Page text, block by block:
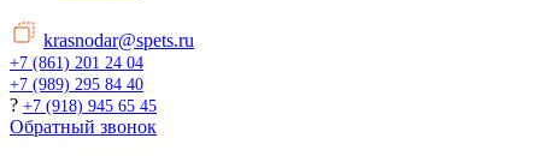
krasnodar@spets.ru
+7 (861) 201 24 04
+7 (989) 295 84 40
? +7 (918) 945 65 45
Обратный звонок